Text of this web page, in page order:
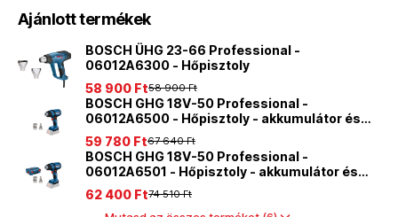
Ajánlott termékek
BOSCH ÜHG 23-66 Professional -
06012A6300 - Hőpisztoly
58 900 Ft
58 900 Ft
BOSCH GHG 18V-50 Professional -
06012A6500 - Hőpisztoly - akkumulátor és
töltő nélkül67 640 Ft
59 780 Ft
BOSCH GHG 18V-50 Professional -
06012A6501 - Hőpisztoly - akkumulátor és
töltő nélkül74 510 Ft
62 400 Ft